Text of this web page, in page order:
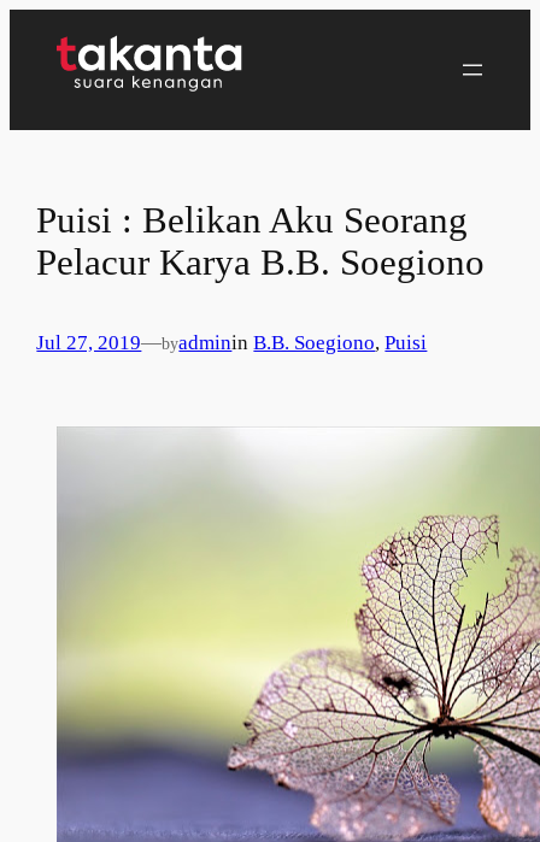
Puisi : Belikan Aku Seorang
Pelacur Karya B.B. Soegiono
Jul 27, 2019—byadmininB.B. Soegiono, Puisi